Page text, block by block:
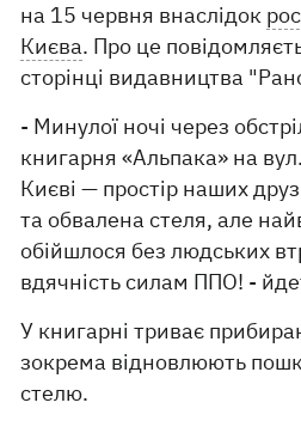
на 15 червня внаслідок
Києва. Про це
сторінці видавництва
- Минулої ночі через
книгарня «Альпака» на
Києві — простір наших
та обвалена стеля, але
обійшлося без людських
вдячність силам ППО! -
У книгарні триває
зокрема відновлюють
стелю.